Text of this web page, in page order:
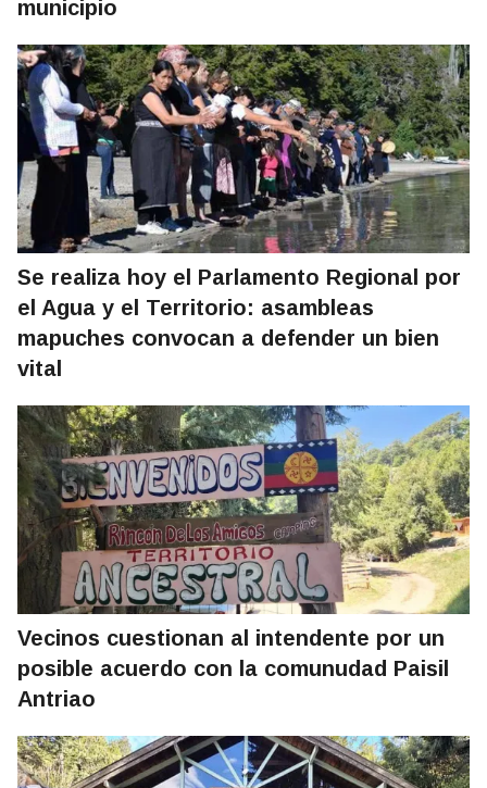
municipio
Se realiza hoy el Parlamento Regional por
el Agua y el Territorio: asambleas
mapuches convocan a defender un bien
vital
Vecinos cuestionan al intendente por un
posible acuerdo con la comunudad Paisil
Antriao